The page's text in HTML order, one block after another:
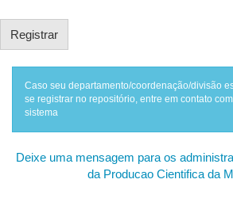
Caso seu departamento/coordenação/divisão
se registrar no repositório, entre em contato
sistema
Deixe uma mensagem para os
da Producao Cientifica da